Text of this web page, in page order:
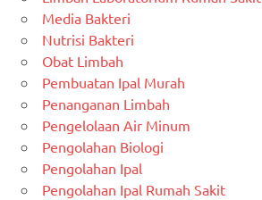
Media Bakteri
Nutrisi Bakteri
Obat Limbah
Pembuatan Ipal Murah
Penanganan Limbah
Pengelolaan Air Minum
Pengolahan Biologi
Pengolahan Ipal
Pengolahan Ipal Rumah Sakit